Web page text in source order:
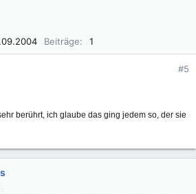
Beiträge 1
#5
berührt, ich glaube das ging jedem so, der sie